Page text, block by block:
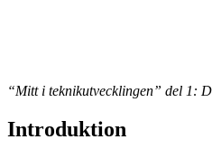
“Mitt i teknikutvecklingen” del 1:
Introduktion